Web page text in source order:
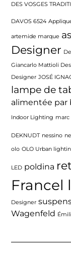
DES VOSGES
DAVOS 6524
artemide marque
Designer
Giancarlo Mattioli
Designer JOSÉ
lampe de
alimentée par
Indoor Lighting marc
DEKNUDT nessino
olo OLO Urban
LED poldina
Francel
Designer
Wagenfeld